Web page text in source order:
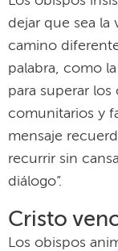
dejar que sea la
camino
palabra, como
para superar
comunitarios y
mensaje
recurrir sin
diálogo”.
Cristo
Los obispos